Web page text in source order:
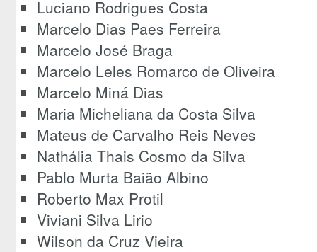
Luciano Rodrigues Costa
Marcelo Dias Paes Ferreira
Marcelo José Braga
Marcelo Leles Romarco de Oliveira
Marcelo Miná Dias
Maria Micheliana da Costa Silva
Mateus de Carvalho Reis Neves
Nathália Thais Cosmo da Silva
Pablo Murta Baião Albino
Roberto Max Protil
Viviani Silva Lirio
Wilson da Cruz Vieira